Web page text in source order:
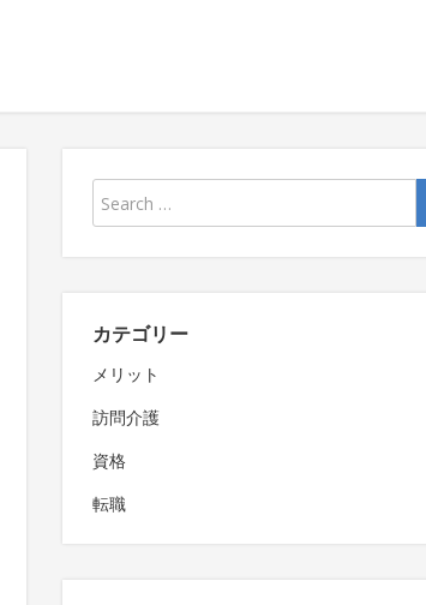
カテゴリー
メリット
訪問介護
資格
転職